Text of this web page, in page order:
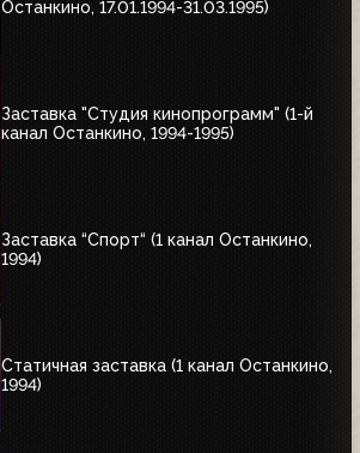
Останкино, 17.01.1994-31.03.1995)
Заставка "Студия кинопрограмм" (1-й
канал Останкино, 1994-1995)
Заставка “Спорт“ (1 канал Останкино,
1994)
Статичная заставка (1 канал Останкино,
1994)